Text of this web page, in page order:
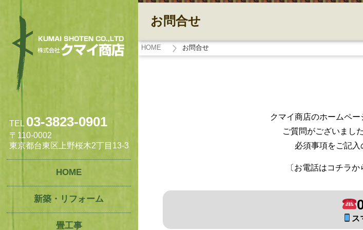
TEL 03-3823-0901
〒110-0002
東京都台東区上野桜木2丁目13-3
HOME
新築・リフォーム
畳工事
お問合せ
HOME お問合せ
クマイ商店のホームペ
ご質問がございまし
必須事項をご記入
〔お電話はコチラ
ス